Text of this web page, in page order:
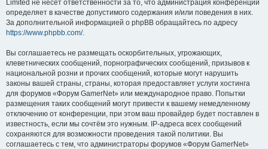
Limited не несёт ответственности за то, что администрация конференций
определяет в качестве допустимого содержания и/или поведения в них.
За дополнительной информацией о phpBB обращайтесь по адресу
https://www.phpbb.com/.
Вы соглашаетесь не размещать оскорбительных, угрожающих,
клеветнических сообщений, порнографических сообщений, призывов к
национальной розни и прочих сообщений, которые могут нарушить
законы вашей страны, страны, которая предоставляет услуги хостинга
для форумов «Форум GamerNet» или международное право. Попытки
размещения таких сообщений могут привести к вашему немедленному
отключению от конференции, при этом ваш провайдер будет поставлен в
известность, если мы сочтём это нужным. IP-адреса всех сообщений
сохраняются для возможности проведения такой политики. Вы
соглашаетесь с тем, что администраторы форумов «Форум GamerNet»